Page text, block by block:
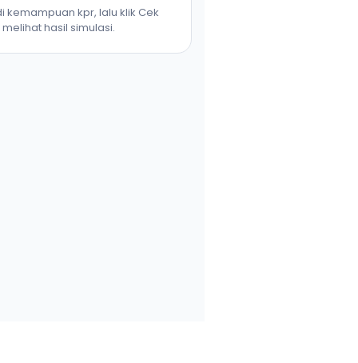
kemampuan kpr, lalu klik Cek
hasil simulasi.